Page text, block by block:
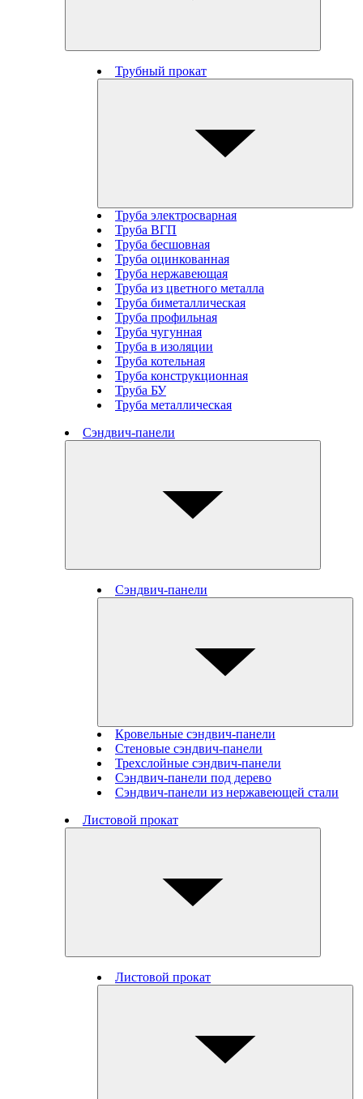
Трубный прокат
Труба электросварная
Труба ВГП
Труба бесшовная
Труба оцинкованная
Труба нержавеющая
Труба из цветного металла
Труба биметаллическая
Труба профильная
Труба чугунная
Труба в изоляции
Труба котельная
Труба конструкционная
Труба БУ
Труба металлическая
Сэндвич-панели
Сэндвич-панели
Кровельные сэндвич-панели
Стеновые cэндвич-панели
Трехслойные сэндвич-панели
Сэндвич-панели под дерево
Сэндвич-панели из нержавеющей стали
Листовой прокат
Листовой прокат